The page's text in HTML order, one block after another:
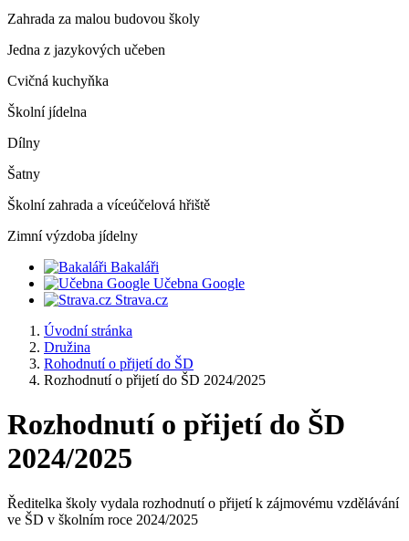
Zahrada za malou budovou školy
Jedna z jazykových učeben
Cvičná kuchyňka
Školní jídelna
Dílny
Šatny
Školní zahrada a víceúčelová hřiště
Zimní výzdoba jídelny
Bakaláři
Učebna Google
Strava.cz
Úvodní stránka
Družina
Rohodnutí o přijetí do ŠD
Rozhodnutí o přijetí do ŠD 2024/2025
Rozhodnutí o přijetí do ŠD
2024/2025
Ředitelka školy vydala rozhodnutí o přijetí k zájmovému vzdělávání
ve ŠD v školním roce 2024/2025